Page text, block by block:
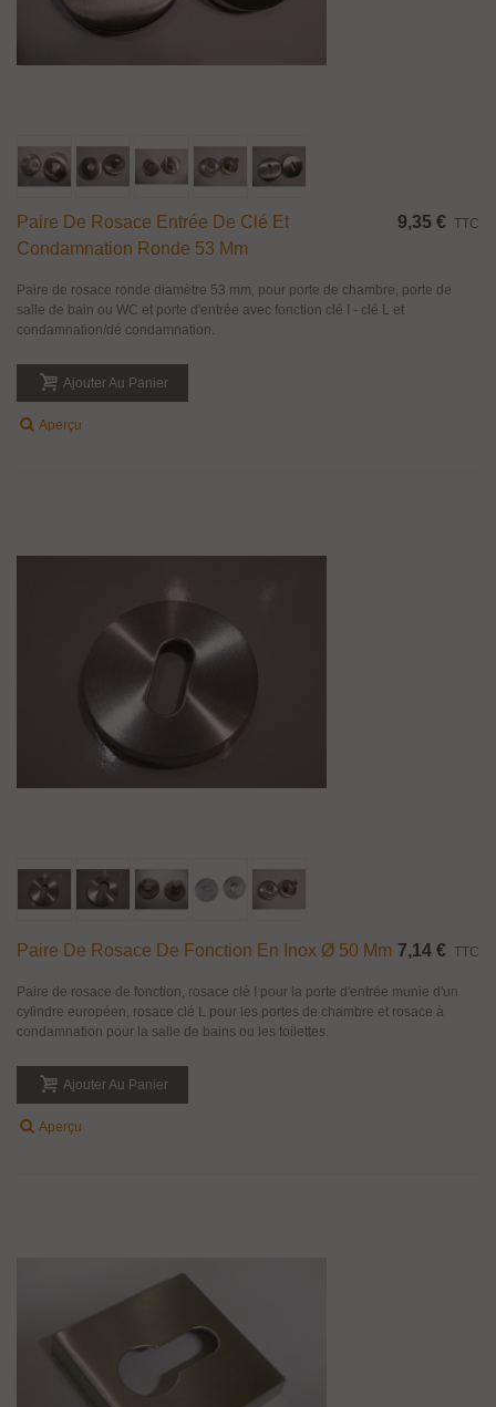
Paire De Rosace Entrée De Clé Et
Condamnation Ronde 53 Mm
9,35 € TTC
Paire de rosace ronde diamètre 53 mm, pour porte de chambre, porte de
salle de bain ou WC et porte d'entrée avec fonction clé I - clé L et
condamnation/dé condamnation.
Ajouter Au Panier
Aperçu
Paire De Rosace De Fonction En Inox Ø 50 Mm 7,14 € TTC
Paire de rosace de fonction, rosace clé I pour la porte d'entrée munie d'un
cylindre européen, rosace clé L pour les portes de chambre et rosace à
condamnation pour la salle de bains ou les toilettes.
Ajouter Au Panier
Aperçu